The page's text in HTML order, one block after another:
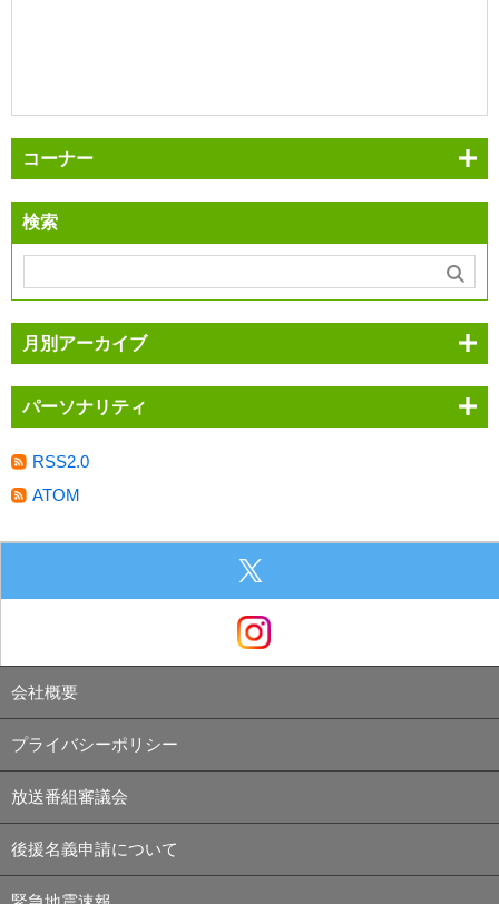
コーナー
検索
月別アーカイブ
パーソナリティ
RSS2.0
ATOM
会社概要
プライバシーポリシー
放送番組審議会
後援名義申請について